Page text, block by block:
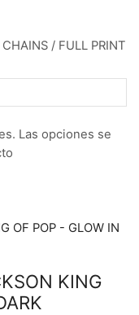
/ FULL PRINT
Las opciones se
KING